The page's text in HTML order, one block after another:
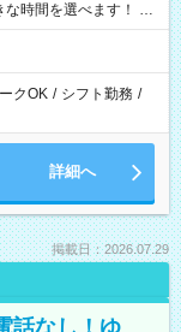
クOK / シフト勤務 /
詳細へ
掲載日：2026.07.29
話なし！ゆ